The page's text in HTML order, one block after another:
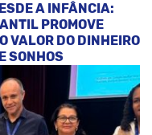
A INFÂNCIA:
PROMOVE
VALOR DO DINHEIRO
SONHOS